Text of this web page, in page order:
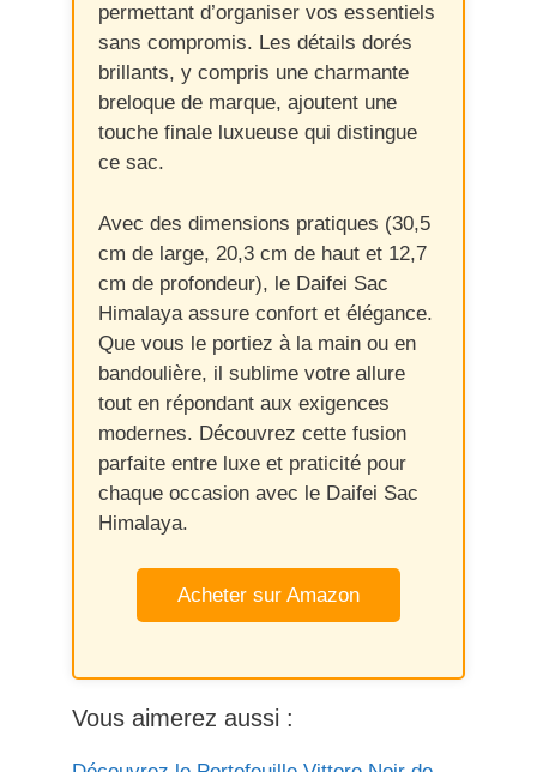
permettant d’organiser vos essentiels
sans compromis. Les détails dorés
brillants, y compris une charmante
breloque de marque, ajoutent une
touche finale luxueuse qui distingue
ce sac.
Avec des dimensions pratiques (30,5
cm de large, 20,3 cm de haut et 12,7
cm de profondeur), le Daifei Sac
Himalaya assure confort et élégance.
Que vous le portiez à la main ou en
bandoulière, il sublime votre allure
tout en répondant aux exigences
modernes. Découvrez cette fusion
parfaite entre luxe et praticité pour
chaque occasion avec le Daifei Sac
Himalaya.
Acheter sur Amazon
Vous aimerez aussi :